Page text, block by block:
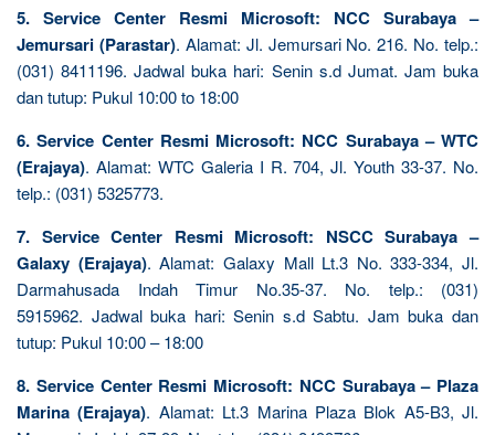
5. Service Center Resmi Microsoft: NCC Surabaya –
Jemursari (Parastar). Alamat: Jl. Jemursari No. 216. No. telp.:
(031) 8411196. Jadwal buka hari: Senin s.d Jumat. Jam buka
dan tutup: Pukul 10:00 to 18:00
6. Service Center Resmi Microsoft: NCC Surabaya – WTC
(Erajaya). Alamat: WTC Galeria I R. 704, Jl. Youth 33-37. No.
telp.: (031) 5325773.
7. Service Center Resmi Microsoft: NSCC Surabaya –
Galaxy (Erajaya). Alamat: Galaxy Mall Lt.3 No. 333-334, Jl.
Darmahusada Indah Timur No.35-37. No. telp.: (031)
5915962. Jadwal buka hari: Senin s.d Sabtu. Jam buka dan
tutup: Pukul 10:00 – 18:00
8. Service Center Resmi Microsoft: NCC Surabaya – Plaza
Marina (Erajaya). Alamat: Lt.3 Marina Plaza Blok A5-B3, Jl.